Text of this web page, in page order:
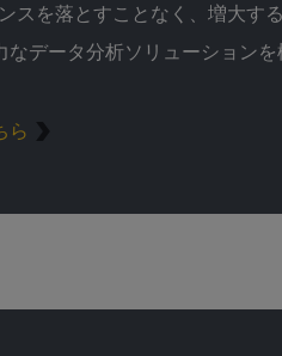
スを落とすことなく、増大す
なデータ分析ソリューション
ら